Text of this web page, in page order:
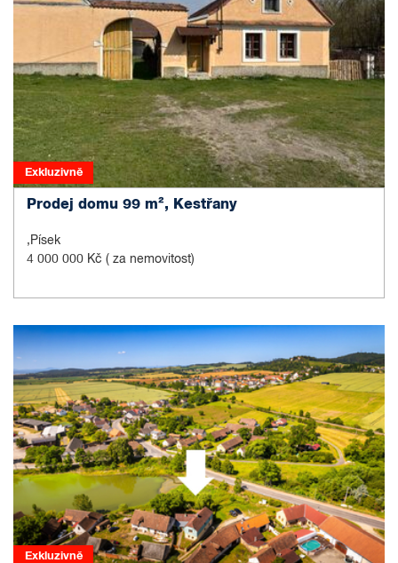
Exkluzivně
Prodej domu 99 m², Kestřany
,Písek
4 000 000 Kč ( za nemovitost)
Exkluzivně